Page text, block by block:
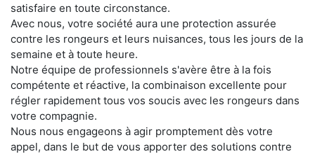
satisfaire en toute circonstance.
Avec nous, votre société aura une protection assurée
contre les rongeurs et leurs nuisances, tous les jours de la
semaine et à toute heure.
Notre équipe de professionnels s'avère être à la fois
compétente et réactive, la combinaison excellente pour
régler rapidement tous vos soucis avec les rongeurs dans
votre compagnie.
Nous nous engageons à agir promptement dès votre
appel, dans le but de vous apporter des solutions contre